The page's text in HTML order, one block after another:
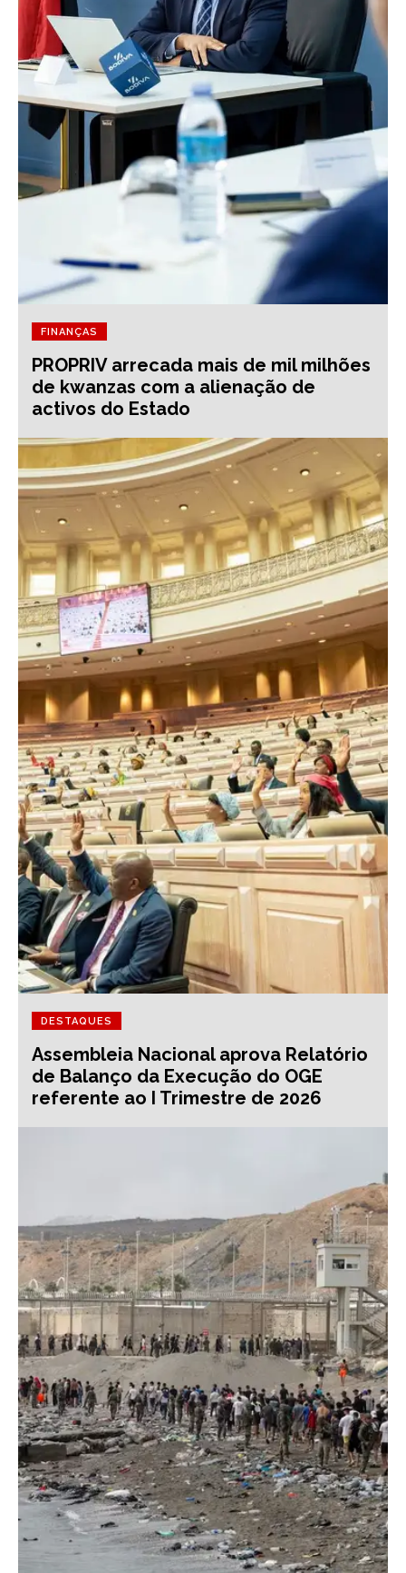
FINANÇAS
PROPRIV arrecada mais de mil milhões
de kwanzas com a alienação de
activos do Estado
DESTAQUES
Assembleia Nacional aprova Relatório
de Balanço da Execução do OGE
referente ao I Trimestre de 2026